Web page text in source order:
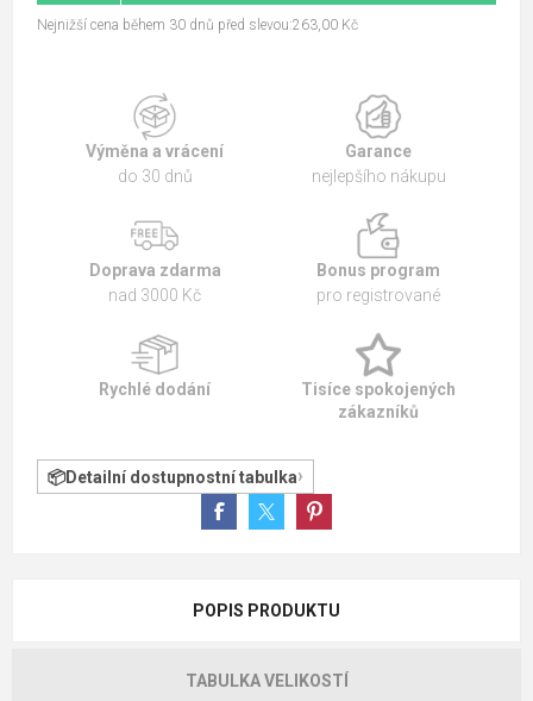
Nejnižší cena během 30 dnů před slevou:263,00 Kč
Výměna a vrácení
do 30 dnů
Garance
nejlepšího nákupu
Doprava zdarma
nad 3000 Kč
Bonus program
pro registrované
Rychlé dodání
Tisíce spokojených
zákazníků
Detailní dostupnostní tabulka
POPIS PRODUKTU
TABULKA VELIKOSTÍ